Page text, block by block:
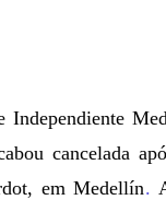
Independiente
cancelada
em Medellín.